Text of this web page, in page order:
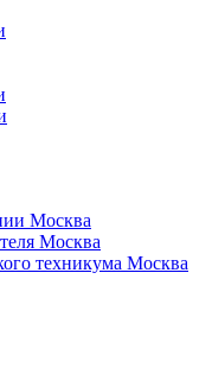
Москва
Москва
техникума Москва